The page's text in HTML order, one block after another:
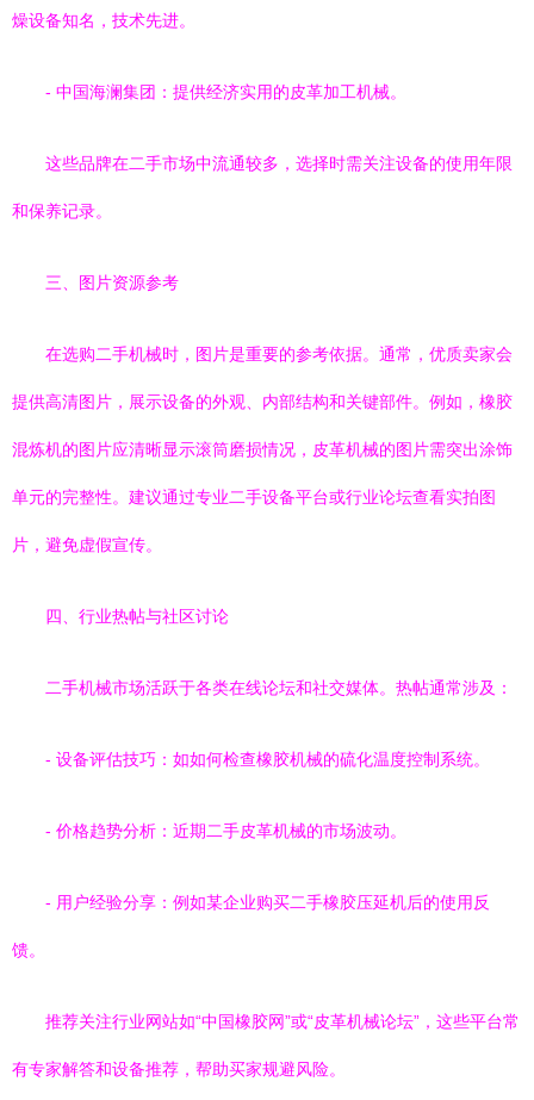
燥设备知名，技术先进。
- 中国海澜集团：提供经济实用的皮革加工机械。
这些品牌在二手市场中流通较多，选择时需关注设备的使用年限
和保养记录。
三、图片资源参考
在选购二手机械时，图片是重要的参考依据。通常，优质卖家会
提供高清图片，展示设备的外观、内部结构和关键部件。例如，橡胶
混炼机的图片应清晰显示滚筒磨损情况，皮革机械的图片需突出涂饰
单元的完整性。建议通过专业二手设备平台或行业论坛查看实拍图
片，避免虚假宣传。
四、行业热帖与社区讨论
二手机械市场活跃于各类在线论坛和社交媒体。热帖通常涉及：
- 设备评估技巧：如如何检查橡胶机械的硫化温度控制系统。
- 价格趋势分析：近期二手皮革机械的市场波动。
- 用户经验分享：例如某企业购买二手橡胶压延机后的使用反
馈。
推荐关注行业网站如“中国橡胶网”或“皮革机械论坛”，这些平台常
有专家解答和设备推荐，帮助买家规避风险。